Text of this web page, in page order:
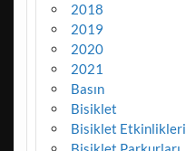
2018
2019
2020
2021
Basın
Bisiklet
Bisiklet Etkinlikleri